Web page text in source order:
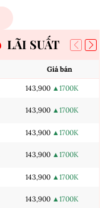
LÃI SUẤT
Giá bán
143,900 ▲1700K
143,900 ▲1700K
143,900 ▲1700K
143,900 ▲1700K
143,900 ▲1700K
143,900 ▲1700K